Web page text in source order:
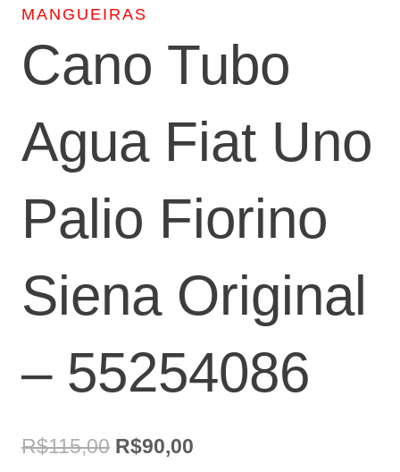
MANGUEIRAS
Cano Tubo
Agua Fiat Uno
Palio Fiorino
Siena Original
– 55254086
R$115,00 O
R$90,00